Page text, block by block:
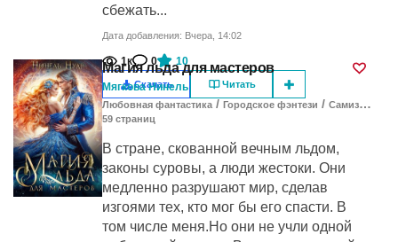
сбежать...
Дата добавления: Вчера, 14:02
1к 0 10
Скачать Читать
Магия льда для мастеров
Мягкова Нинель
Любовная фантастика / Городское фэнтези / Самиздат
59 cтраниц
В стране, скованной вечным льдом,
законы суровы, а люди жестоки. Они
медленно разрушают мир, сделав
изгоями тех, кто мог бы его спасти. В
том числе меня.Но они не учли одной